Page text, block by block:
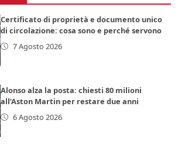
Certificato di proprietà e documento unico
di circolazione: cosa sono e perché servono
7 Agosto 2026
Alonso alza la posta: chiesti 80 milioni
all’Aston Martin per restare due anni
6 Agosto 2026